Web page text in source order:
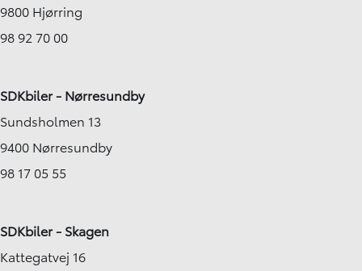
9800 Hjørring
98 92 70 00
SDKbiler - Nørresundby
Sundsholmen 13
9400 Nørresundby
98 17 05 55
SDKbiler - Skagen
Kattegatvej 16